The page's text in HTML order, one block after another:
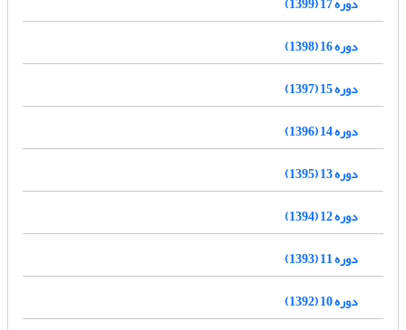
دوره 16 (1398)
دوره 15 (1397)
دوره 14 (1396)
دوره 13 (1395)
دوره 12 (1394)
دوره 11 (1393)
دوره 10 (1392)